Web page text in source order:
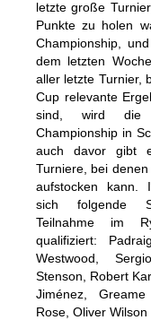
letzte große
Punkte zu holen
Championship,
dem letzten
aller letzte Turnier,
Cup relevante
sind, wird die
Championship in
auch davor gibt
Turniere, bei
aufstocken kann.
sich folgende
Teilnahme im
qualifiziert:
Westwood,
Stenson, Robert
Jiménez,
Rose, Oliver Wilson